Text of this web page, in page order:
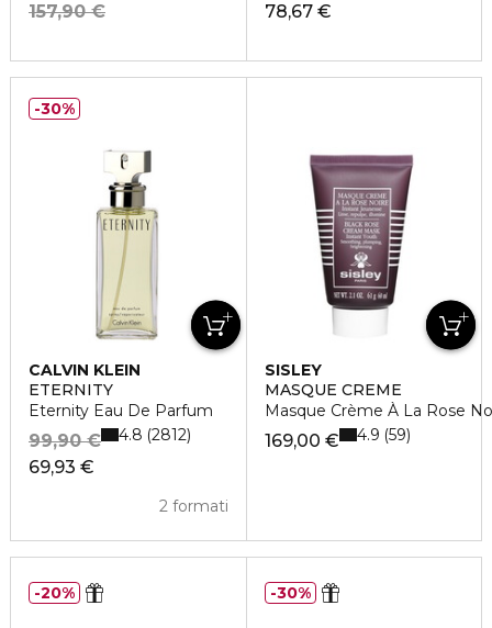
157,90 €
78,67 €
CALVIN KLEIN
ETERNITY
Eternity Eau De Parfum
69,93 €
99,90 €
2 formati
4.8 2812
30%
SISLEY
MASQUE CREME
Masque Crème À La Rose
169,00 € 4.9 59
20% 30%